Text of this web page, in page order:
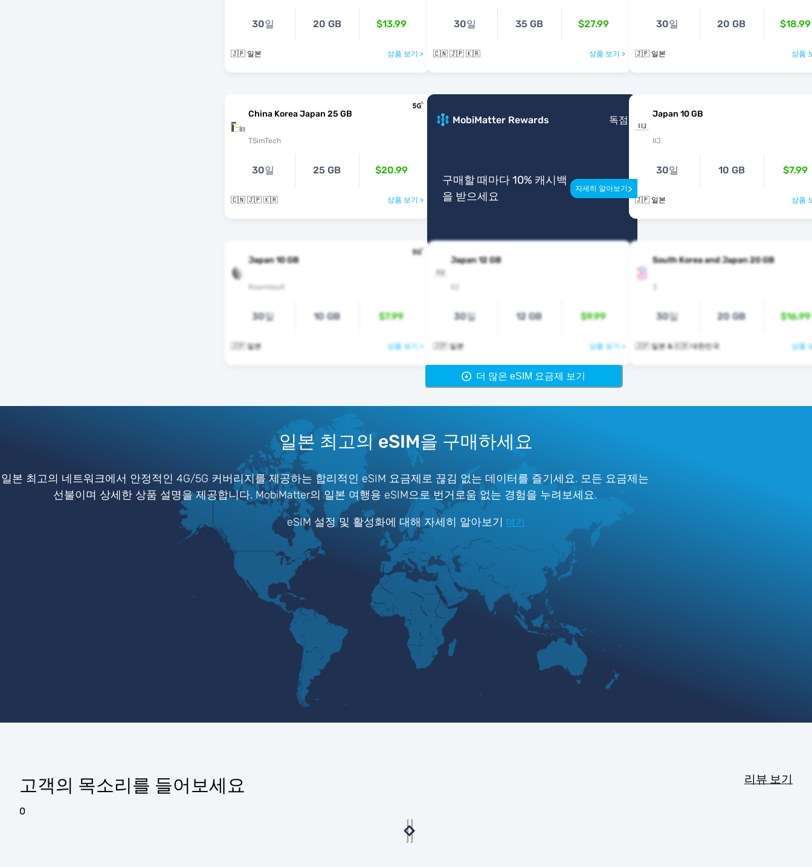
30일 20 GB $13.99
🇯🇵 일본 상품 보기 >
30일 35 GB $27.99
🇨🇳 🇯🇵 🇰🇷 상품 보기 >
30일 20 GB $18.99
🇯🇵 일본 상품
China Korea Japan 25 GB
TSimTech
30일 25 GB $20.99
🇨🇳 🇯🇵 🇰🇷 상품 보기 >
MobiMatter Rewards 독점
구매할 때마다 10% 캐시백
을 받으세요
자세히 알아보기 >
Japan 10 GB
IIJ
30일 10 GB $7.99
🇯🇵 일본 상품
Japan 10 GB
RoamVault
30일 10 GB $7.99
🇯🇵 일본 상품 보기 >
Japan 12 GB
30일 12 GB $9.99
🇯🇵 일본 상품 보기 >
South Korea and Japan 20 GB
30일 20 GB $16.99
🇯🇵 일본 & 🇰🇷 대한민국 상품
더 많은 eSIM 요금제 보기
일본 최고의 eSIM을 구매하세요
일본 최고의 네트워크에서 안정적인 4G/5G 커버리지를 제공하는 합리적인 eSIM 요금제로 끊김 없는 데이터를 즐기세요. 모든 요금제는
선불이며 상세한 상품 설명을 제공합니다. MobiMatter의 일본 여행용 eSIM으로 번거로움 없는 경험을 누려보세요.
eSIM 설정 및 활성화에 대해 자세히 알아보기 여기
고객의 목소리를 들어보세요 리뷰 보기
0